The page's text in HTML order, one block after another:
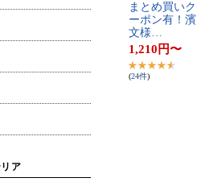
ま​と​め​買​い​ク​
ー​ポ​ン​有​！​濱​
文​様​…
1,210 円〜
(24件)